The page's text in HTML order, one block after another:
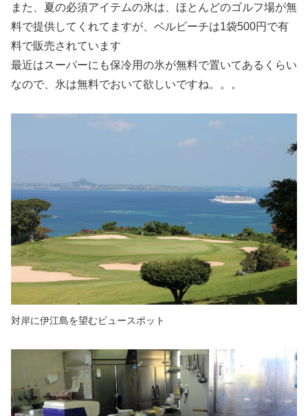
また、夏の必須アイテムの氷は、ほとんどのゴルフ場が無
料で提供してくれてますが、ベルビーチは1袋500円で有
料で販売されています
最近はスーパーにも保冷用の氷が無料で置いてあるくらい
なので、氷は無料でおいて欲しいですね。。。
対岸に伊江島を望むビュースポット